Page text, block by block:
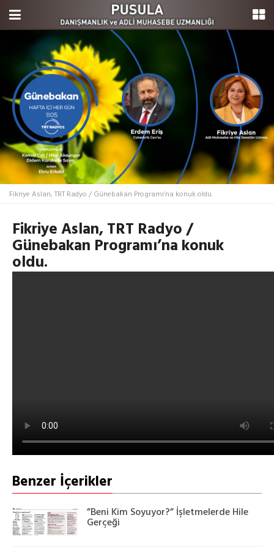
Fikriye Aslan, TRT Radyo / Günebakan Programı’na konuk oldu.
Fikriye Aslan, TRT Radyo /
Günebakan Programı’na konuk
oldu.
Benzer İçerikler
”Beni Kim Soyuyor?” İşletmelerde Hile
Gerçeği